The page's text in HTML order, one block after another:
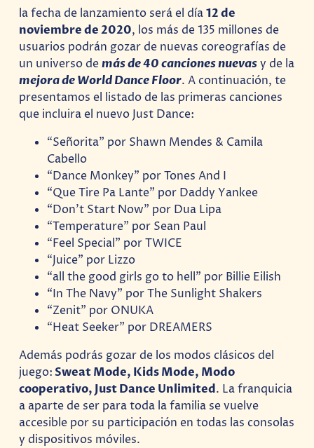
la fecha de lanzamiento será el día12 de
noviembre de 2020, los más de 135 millones de
usuarios podrán gozar de nuevas coreografías de
un universo demás de 40 canciones nuevasy de la
mejora de World Dance Floor. A continuación, te
presentamos el listado de las primeras canciones
que incluira el nuevo Just Dance:
“Señorita” por Shawn Mendes & Camila
Cabello
“Dance Monkey” por Tones And I
“Que Tire Pa Lante” por Daddy Yankee
“Don’t Start Now” por Dua Lipa
“Temperature” por Sean Paul
“Feel Special” por TWICE
“Juice” por Lizzo
“all the good girls go to hell” por Billie Eilish
“In The Navy” por The Sunlight Shakers
“Zenit” por ONUKA
“Heat Seeker” por DREAMERS
Además podrás gozar de los modos clásicos del
juego:Sweat Mode, Kids Mode, Modo
cooperativo, Just Dance Unlimited. La franquicia
a aparte de ser para toda la familia se vuelve
accesible por su participación en todas las consolas
y dispositivos móviles.